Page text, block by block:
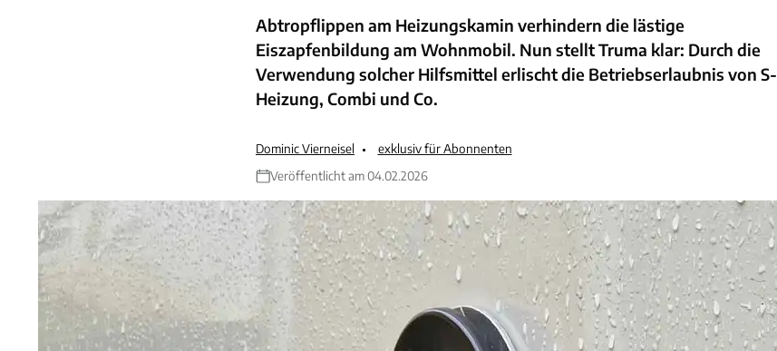
Abtropflippen am Heizungskamin verhindern die lästige
Eiszapfenbildung am Wohnmobil. Nun stellt Truma klar: Durch die
Verwendung solcher Hilfsmittel erlischt die Betriebserlaubnis von S-
Heizung, Combi und Co.
Dominic Vierneisel
exklusiv für Abonnenten
Veröffentlicht am 04.02.2026